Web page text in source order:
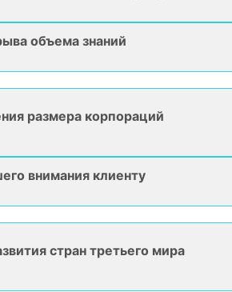
объема знаний
размера корпораций
внимания клиенту
стран третьего мира